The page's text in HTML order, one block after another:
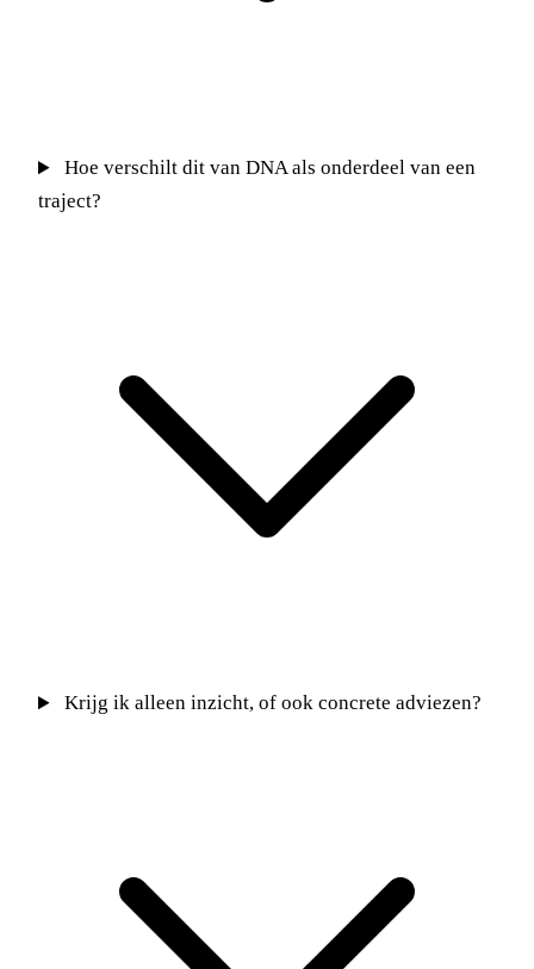
Hoe verschilt dit van DNA als onderdeel van een
traject?
Krijg ik alleen inzicht, of ook concrete adviezen?